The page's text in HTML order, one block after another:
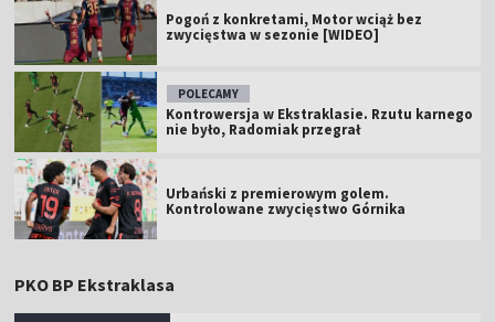
Pogoń z konkretami, Motor wciąż bez
zwycięstwa w sezonie [WIDEO]
POLECAMY
Kontrowersja w Ekstraklasie. Rzutu karnego
nie było, Radomiak przegrał
Urbański z premierowym golem.
Kontrolowane zwycięstwo Górnika
PKO BP Ekstraklasa